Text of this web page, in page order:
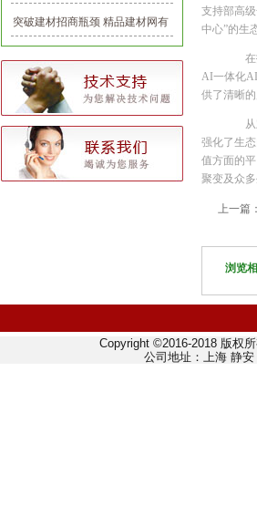
突破建材招商瓶颈 精品建材网有
一套
支持部高
中心”的生
在技
AI一体化
供了清晰
从宏
强化了生
值方面的
聚变及众
上一篇
浏览
Copyright ©2016-2018 版权
公司地址：上海 静